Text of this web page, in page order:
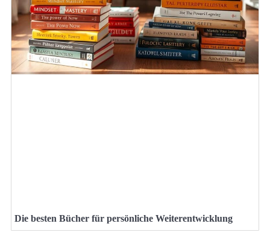
Die besten Bücher für persönliche Weiterentwicklung